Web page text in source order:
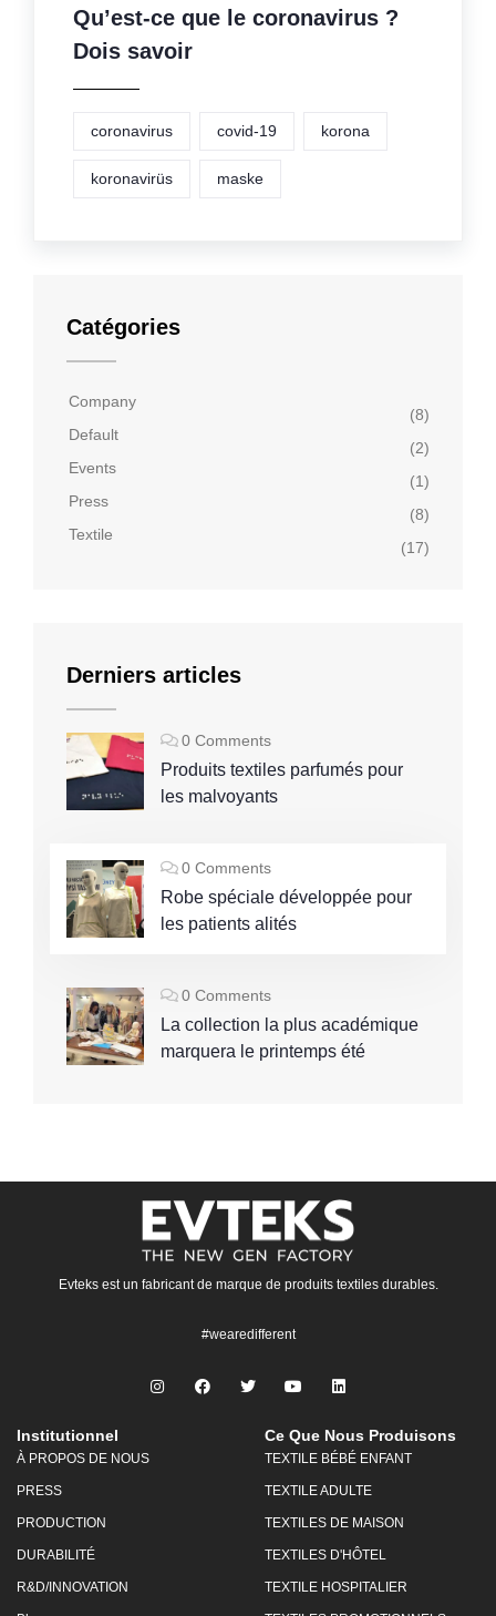
Qu’est-ce que le coronavirus ?
Dois savoir
coronavirus covid-19 korona
koronavirüs maske
Catégories
Company
(8)
Default
(2)
Events
(1)
Press
(8)
Textile
(17)
Derniers articles
0 Comments
Produits textiles parfumés pour
les malvoyants
0 Comments
Robe spéciale développée pour
les patients alités
0 Comments
La collection la plus académique
marquera le printemps été
Evteks est un fabricant de marque de produits textiles durables.
#wearedifferent
Institutionnel
À PROPOS DE NOUS
PRESS
PRODUCTION
DURABILITÉ
R&D/INNOVATION
Ce Que Nous Produisons
TEXTILE BÉBÉ ENFANT
TEXTILE ADULTE
TEXTILES DE MAISON
TEXTILES D'HÔTEL
TEXTILE HOSPITALIER